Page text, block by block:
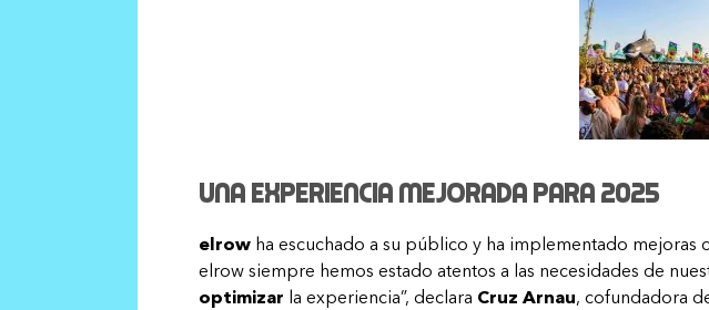
Una experiencia mejorada para 2025
elrow ha escuchado a su público y ha implementado mejoras
elrow siempre hemos estado atentos a las necesidades de
optimizar la experiencia”, declara Cruz Arnau, cofundadora